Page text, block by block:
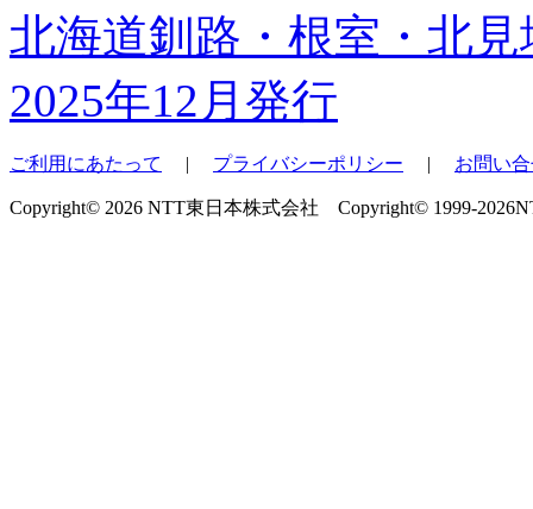
北海道釧路・根室・北見
2025年12月発行
ご利用にあたって | プライバシーポリシー | お問い
Copyright© 2026 NTT東日本株式会社 Copyright© 1999-